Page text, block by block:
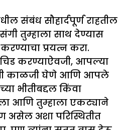
संबंध सौहार्दपूर्ण राहतील
तुम्हाला साथ देण्यास
प्रयत्न करा.
करण्याऐवजी, आपल्या
काळजी घेणे आणि आपले
भीतीबद्दल किंवा
आणि तुम्हाला एकट्याने
असेल अशा परिस्थितीत